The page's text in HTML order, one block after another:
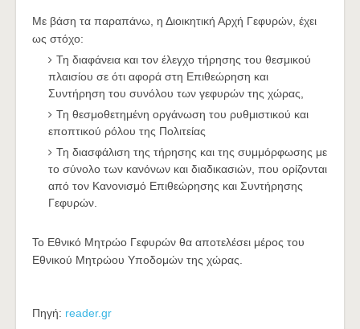
Με βάση τα παραπάνω, η Διοικητική Αρχή Γεφυρών, έχει
ως στόχο:
Τη διαφάνεια και τον έλεγχο τήρησης του θεσμικού
πλαισίου σε ότι αφορά στη Επιθεώρηση και
Συντήρηση του συνόλου των γεφυρών της χώρας,
Τη θεσμοθετημένη οργάνωση του ρυθμιστικού και
εποπτικού ρόλου της Πολιτείας
Τη διασφάλιση της τήρησης και της συμμόρφωσης με
το σύνολο των κανόνων και διαδικασιών, που ορίζονται
από τον Κανονισμό Επιθεώρησης και Συντήρησης
Γεφυρών.
Το Εθνικό Μητρώο Γεφυρών θα αποτελέσει μέρος του
Εθνικού Μητρώου Υποδομών της χώρας.
Πηγή: reader.gr